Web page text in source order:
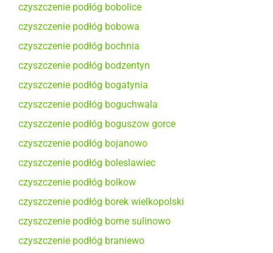
czyszczenie podłóg bobolice
czyszczenie podłóg bobowa
czyszczenie podłóg bochnia
czyszczenie podłóg bodzentyn
czyszczenie podłóg bogatynia
czyszczenie podłóg boguchwala
czyszczenie podłóg boguszow gorce
czyszczenie podłóg bojanowo
czyszczenie podłóg boleslawiec
czyszczenie podłóg bolkow
czyszczenie podłóg borek wielkopolski
czyszczenie podłóg borne sulinowo
czyszczenie podłóg braniewo